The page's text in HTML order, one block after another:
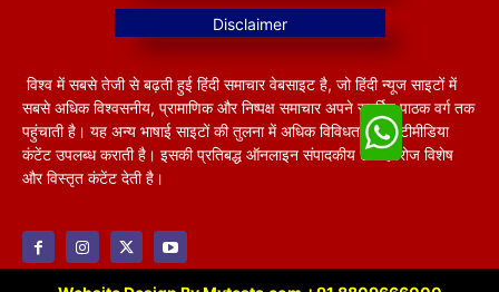
विश्व में सबसे तेजी से बढ़ती हुई हिंदी समाचार वेबसाइट है, जो हिंदी न्यूज साइटों में
सबसे अधिक विश्वसनीय, प्रामाणिक और निष्पक्ष समाचार अपने समर्पित पाठक वर्ग तक
पहुंचाती है। यह अन्य भाषाई साइटों की तुलना में अधिक विविधतापूर्ण मल्टीमीडिया
कंटेंट उपलब्ध कराती है। इसकी प्रतिबद्ध ऑनलाइन संपादकीय टीम हररोज विशेष
और विस्तृत कंटेंट देती है।